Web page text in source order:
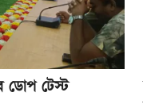
ডোপ টেস্ট